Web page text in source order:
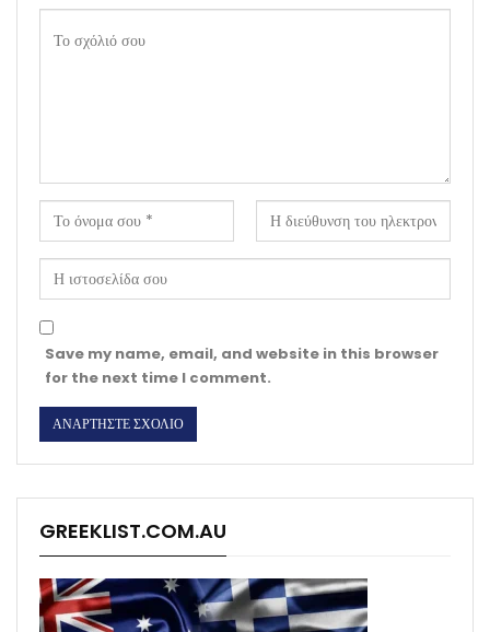
Save my name, email, and website in this browser
for the next time I comment.
GREEKLIST.COM.AU